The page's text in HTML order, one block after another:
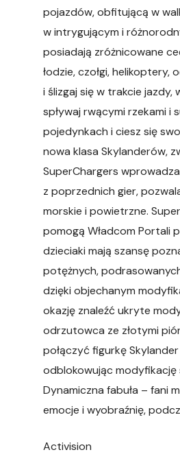
pojazdów, obfitującą w
w intrygującym i
posiadają zróżnicowane
łodzie, czołgi,
i ślizgaj się w trakcie
spływaj rwącymi rzekami i
pojedynkach i ciesz się
nowa klasa Skylanderów,
SuperChargers
z poprzednich gier,
morskie i powietrzne.
pomogą Władcom Portali
dzieciaki mają szansę
potężnych,
dzięki objechanym
okazję znaleźć ukryte
odrzutowca ze złotymi
połączyć figurkę
odblokowując modyfikację
Dynamiczna fabuła – fani
emocje i wyobraźnię,
Activision